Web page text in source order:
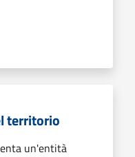
territorio
un'entità